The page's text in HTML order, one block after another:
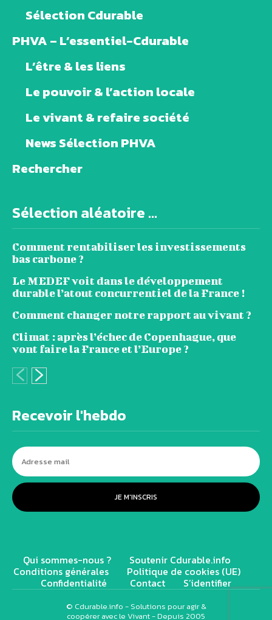
Sélection Cdurable
PHVA – L’essentiel-Cdurable
L’être & les liens
Le pouvoir & l’action locale
Le vivant & refaire société
News Sélection PHVA
Rechercher
Sélection aléatoire ...
Comment rentabiliser les investissements
bas carbone ?
Le MEDEF voit dans le développement
durable l’atout concurrentiel de la France !
Comment changer notre rapport au vivant ?
Climat : après l’échec de Copenhague, que
vont faire la France et l’Europe ?
Recevoir l'hebdo
JE M'INSCRIS
Qui sommes-nous ? Soutenir Cdurable.info
Conditions générales Politique de cookies (UE)
Confidentialité Contact S’identifier
© Cdurable.info - Solutions pour agir &
coopérer avec le Vivant - Depuis 2005